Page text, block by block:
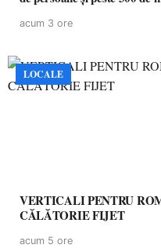
acum 3 ore
LOCALE
VERTICALI PENTRU
CĂLĂTORIE FIJET
acum 5 ore